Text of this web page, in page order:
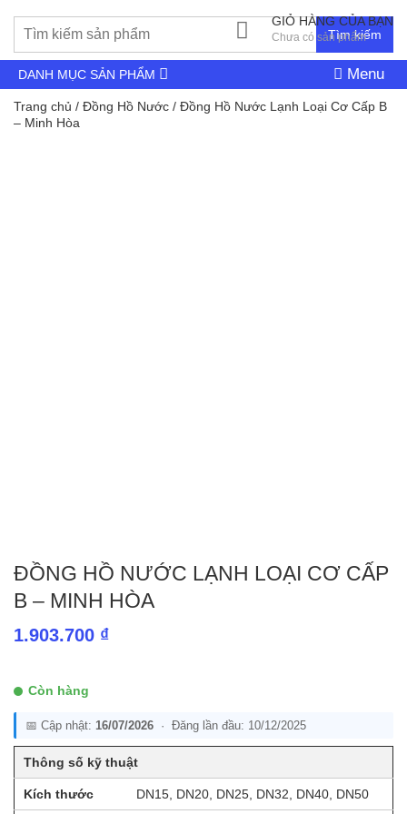
Tìm kiếm
GIỎ HÀNG CỦA BẠN
Chưa có sản phẩm
DANH MỤC SẢN PHẨM Menu
Trang chủ / Đồng Hồ Nước / Đồng Hồ Nước Lạnh Loại Cơ Cấp B
– Minh Hòa
ĐỒNG HỒ NƯỚC LẠNH LOẠI CƠ CẤP
B – MINH HÒA
1.903.700 ₫
Còn hàng
📅 Cập nhật: 16/07/2026 · Đăng lần đầu: 10/12/2025
Thông số kỹ thuật
Kích thước DN15, DN20, DN25, DN32, DN40, DN50